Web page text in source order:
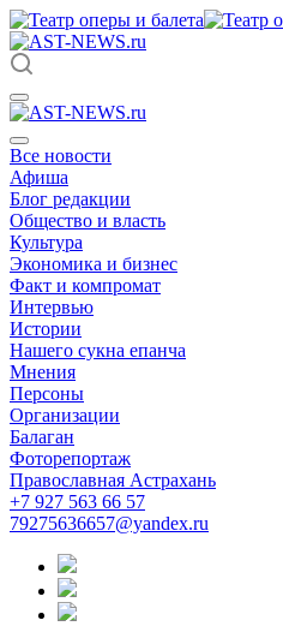
Все новости
Афиша
Блог редакции
Общество и власть
Культура
Экономика и бизнес
Факт и компромат
Интервью
Истории
Нашего сукна епанча
Мнения
Персоны
Организации
Балаган
Фоторепортаж
Православная Астрахань
+7 927 563 66 57
79275636657@yandex.ru